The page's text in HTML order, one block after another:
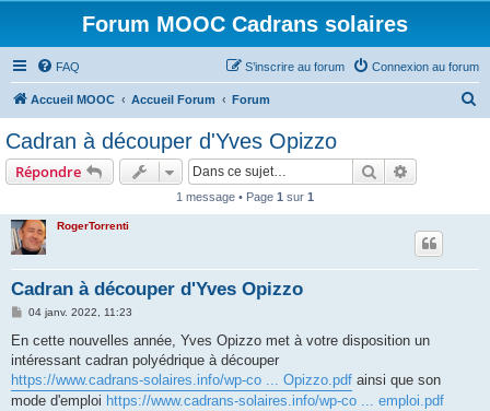
Forum MOOC Cadrans solaires
FAQ Connexion au forum
S’inscrire au forum
Accueil MOOC Accueil Forum Forum
Cadran à découper d'Yves Opizzo
Répondre Rechercher
1 message • Page 1 sur 1
RogerTorrenti
Cadran à découper d'Yves Opizzo
M
s
a
g
e
04 janv. 2022, 11:23
En cette nouvelles année, Yves Opizzo met à votre disposition un
intéressant cadran polyédrique à découper
https://www.cadrans-solaires.info/wp-co ... Opizzo.pdf ainsi que son
mode d'emploi https://www.cadrans-solaires.info/wp-co ... emploi.pdf